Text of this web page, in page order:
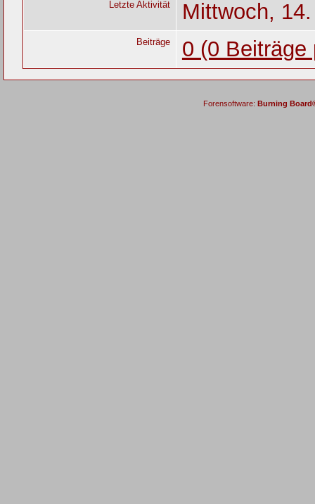
Letzte Aktivität Mittwoch,
Beiträge 0 (0 Beiträge
Forensoftware: Burning